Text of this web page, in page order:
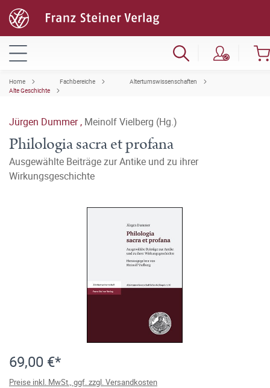
Home Fachbereiche
Altertumswissenschaften
Alte Geschichte
Jürgen Dummer, Meinolf Vielberg (Hg.)
Philologia sacra et profana
Ausgewählte Beiträge zur Antike und zu ihrer
Wirkungsgeschichte
69,00 €*
Preise inkl. MwSt., ggf. zzgl. Versandkosten